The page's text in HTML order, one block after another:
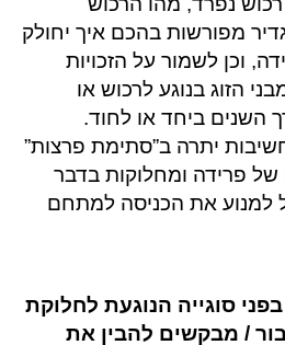
מפורשות בהכם איך יחולק
וכן לשמור על הזכויות
הזוג בנוגע לרכוש או
השנים ביחד או לחוד.
יתרה ב”סתימת פרצות”
פרידה ומחלוקות בדבר
למנוע את הכניסה למתחם
סוגייה הנוגעת לחלוקת
/ מבקשים להבין את